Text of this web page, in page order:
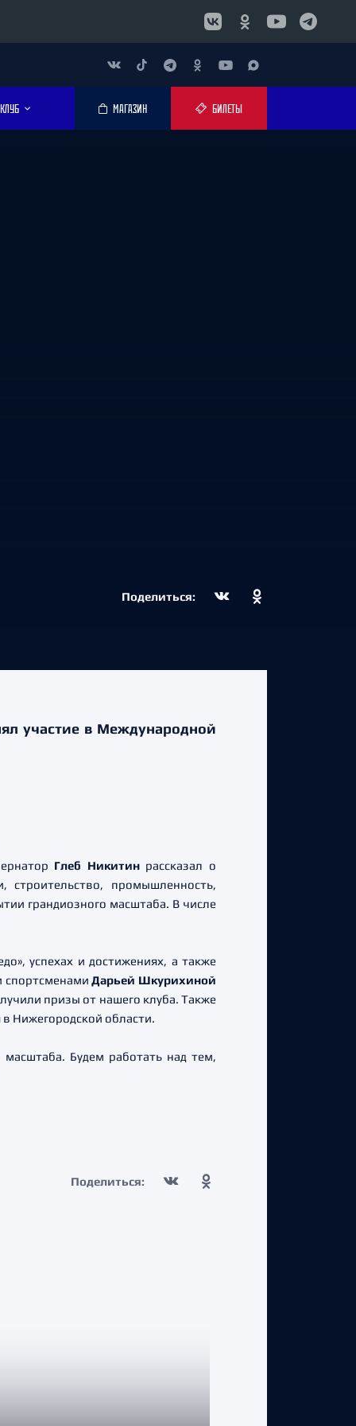
КЛУБ МАГАЗИН БИЛЕТЫ
Поделиться:
участие в Международной
Глеб Никитинрассказал о
строительство, промышленность,
грандиозного масштаба. В числе
успехах и достижениях, а также
спортсменамиДарьей Шкурихиной
призы от нашего клуба. Также
Нижегородской области.
Будем работать над тем,
Поделиться: